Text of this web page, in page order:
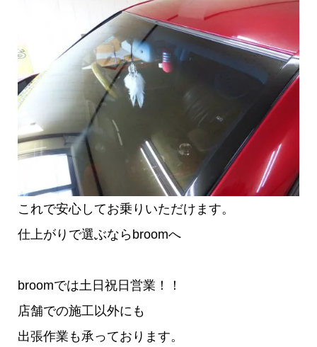
これで安心してお乗りいただけます。
仕上がりで選ぶならbroomへ
broomでは土日祝日営業！！
店舗での施工以外にも
出張作業も承っております。